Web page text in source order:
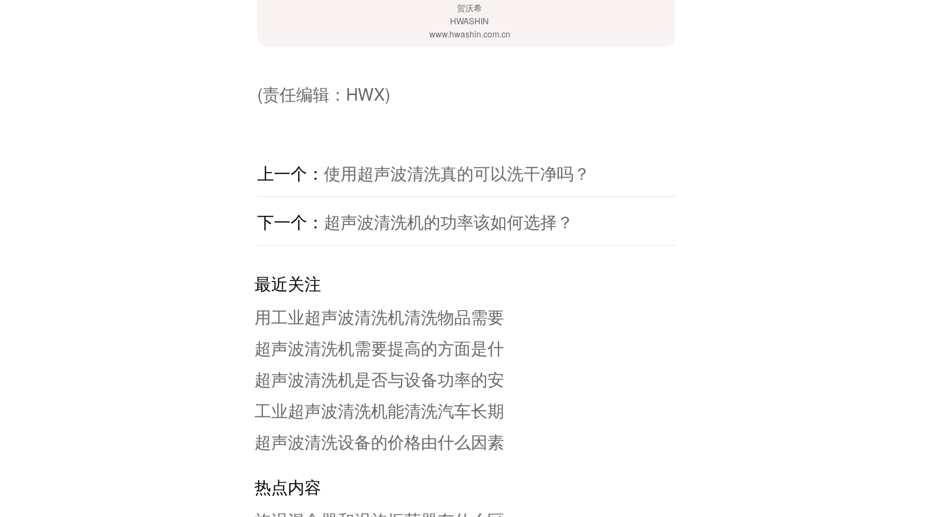
贺沃希
HWASHIN
www.hwashin.com.cn
(责任编辑：HWX)
上一个：使用超声波清洗真的可以洗干净吗？
下一个： 超声波清洗机的功率该如何选择？
最近关注
用工业超声波清洗机清洗物品需要
超声波清洗机需要提高的方面是什
超声波清洗机是否与设备功率的安
工业超声波清洗机能清洗汽车长期
超声波清洗设备的价格由什么因素
热点内容